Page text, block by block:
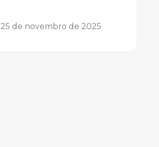
25 de novembro de 2025